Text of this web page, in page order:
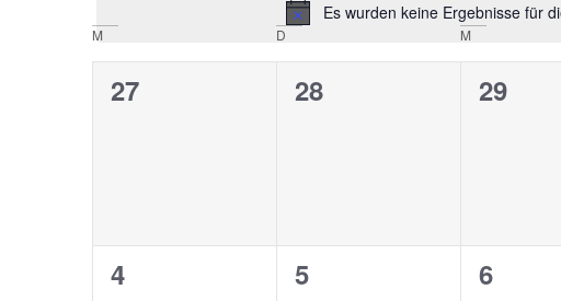
Es wurden keine Ergebnisse für
Kalender
von
M D M
0
27
0
28
0
29
0
4
0
5
0
6